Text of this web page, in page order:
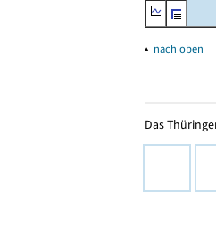
▴ nach oben
Das